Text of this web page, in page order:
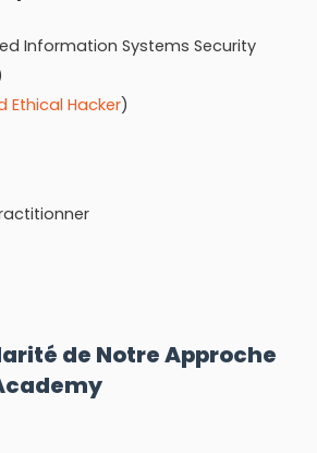
Information Systems Security
Ethical Hacker)
de Notre Approche